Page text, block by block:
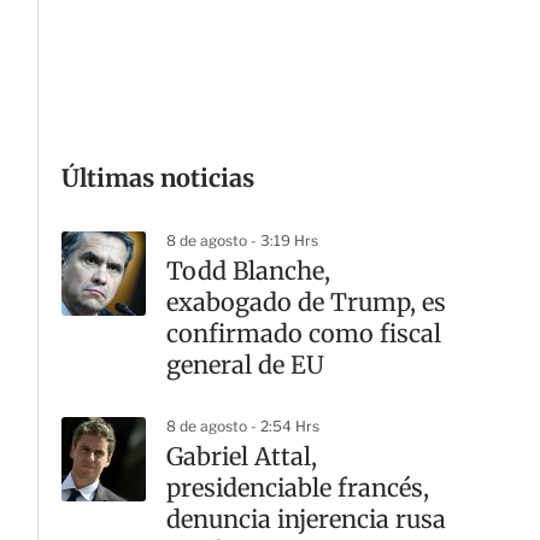
Últimas noticias
8 de agosto - 3:19 Hrs
Todd Blanche,
exabogado de Trump, es
confirmado como fiscal
general de EU
8 de agosto - 2:54 Hrs
Gabriel Attal,
presidenciable francés,
denuncia injerencia rusa